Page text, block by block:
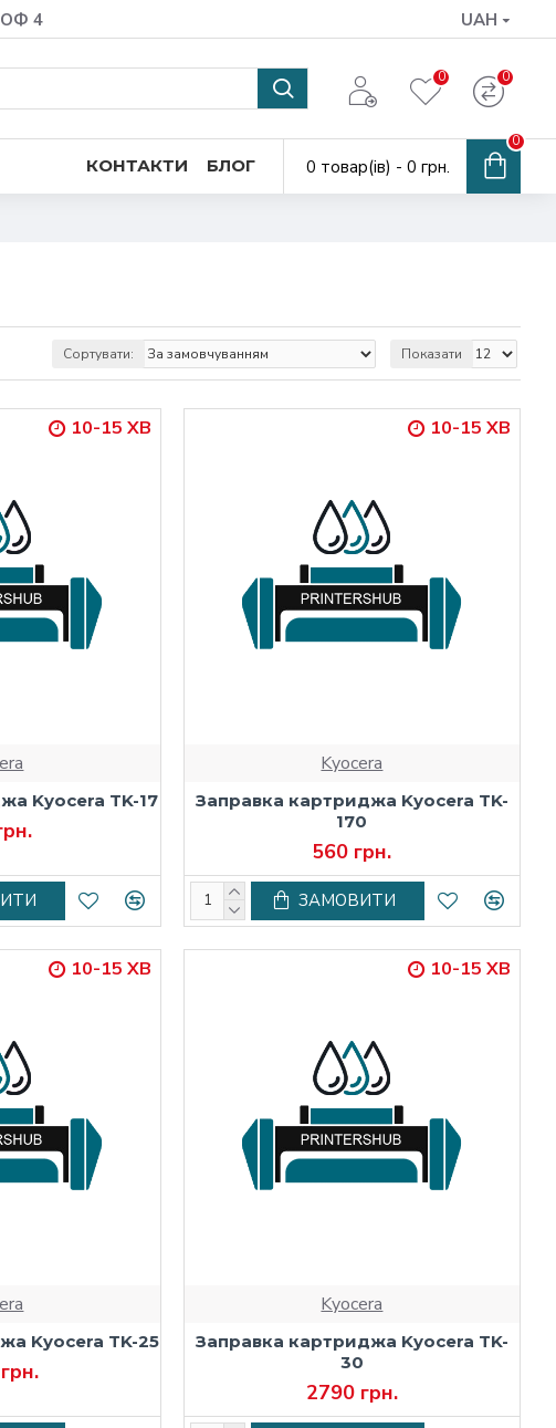
4 UAH
0 0
КОНТАКТИ БЛОГ 0 товар(ів) - 0 грн.
0
Сортувати: Показати
10-15 ХВ
Kyocera TK-17
10-15 ХВ
Kyocera
Заправка картриджа Kyocera TK-
170
560 грн.
ЗАМОВИТИ
10-15 ХВ
Kyocera TK-25
10-15 ХВ
Kyocera
Заправка картриджа Kyocera TK-
30
2790 грн.